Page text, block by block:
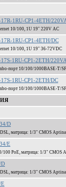
17R-1RU-CP1-4ETH/
10/100, 1U 19" 220V AC
17R-1RU-CP1-4ETH/DC
10/100, 1U 19" 36-72VDC
17S-1RU-CP1-2ETH/
порт 10/100/1000BASE-T/
17S-1RU-CP1-2ETH/DC
порт 10/100/1000BASE-T/
D
матрица: 1/3" CMOS
E
100 PoE, матрица: 1/3"
D
матрица: 1/3" CMOS
E